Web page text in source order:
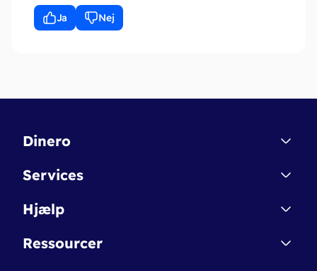
Ja Nej
Dinero
Kontakt
Betingelser & Sikkerhed
Nye funktioner
Services
Dinero Starter
Dinero Pro
Hjælp
Regnskabsordbogen
Ressourcer